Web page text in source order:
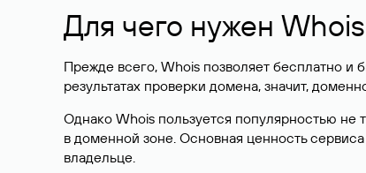
Для чего нужен
Прежде всего, Whois позволяет бесплатно
результатах проверки домена, значит,
Однако Whois пользуется популярностью не
в доменной зоне. Основная ценность
владельце.